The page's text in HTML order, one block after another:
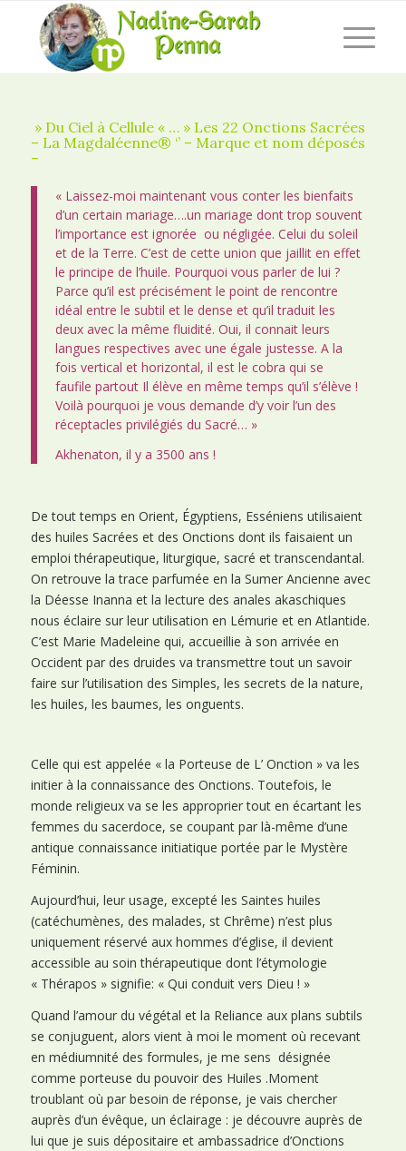
» Du Ciel à Cellule « … » Les 22 Onctions Sacrées
– La Magdaléenne® ‘’ – Marque et nom déposés
–
« Laissez-moi maintenant vous conter les bienfaits
d’un certain mariage….un mariage dont trop souvent
l’importance est ignorée ou négligée. Celui du soleil
et de la Terre. C’est de cette union que jaillit en effet
le principe de l’huile. Pourquoi vous parler de lui ?
Parce qu’il est précisément le point de rencontre
idéal entre le subtil et le dense et qu’il traduit les
deux avec la même fluidité. Oui, il connait leurs
langues respectives avec une égale justesse. A la
fois vertical et horizontal, il est le cobra qui se
faufile partout Il élève en même temps qu’il s’élève !
Voilà pourquoi je vous demande d’y voir l’un des
réceptacles privilégiés du Sacré… »
Akhenaton, il y a 3500 ans !
De tout temps en Orient, Égyptiens, Esséniens utilisaient
des huiles Sacrées et des Onctions dont ils faisaient un
emploi thérapeutique, liturgique, sacré et transcendantal.
On retrouve la trace parfumée en la Sumer Ancienne avec
la Déesse Inanna et la lecture des anales akaschiques
nous éclaire sur leur utilisation en Lémurie et en Atlantide.
C’est Marie Madeleine qui, accueillie à son arrivée en
Occident par des druides va transmettre tout un savoir
faire sur l’utilisation des Simples, les secrets de la nature,
les huiles, les baumes, les onguents.
Celle qui est appelée « la Porteuse de L’ Onction » va les
initier à la connaissance des Onctions. Toutefois, le
monde religieux va se les approprier tout en écartant les
femmes du sacerdoce, se coupant par là-même d’une
antique connaissance initiatique portée par le Mystère
Féminin.
Aujourd’hui, leur usage, excepté les Saintes huiles
(catéchumènes, des malades, st Chrême) n’est plus
uniquement réservé aux hommes d’église, il devient
accessible au soin thérapeutique dont l’étymologie
« Thérapos » signifie: « Qui conduit vers Dieu ! »
Quand l’amour du végétal et la Reliance aux plans subtils
se conjuguent, alors vient à moi le moment où recevant
en médiumnité des formules, je me sens désignée
comme porteuse du pouvoir des Huiles .Moment
troublant où par besoin de réponse, je vais chercher
auprès d’un évêque, un éclairage : je découvre auprès de
lui que je suis dépositaire et ambassadrice d’Onctions